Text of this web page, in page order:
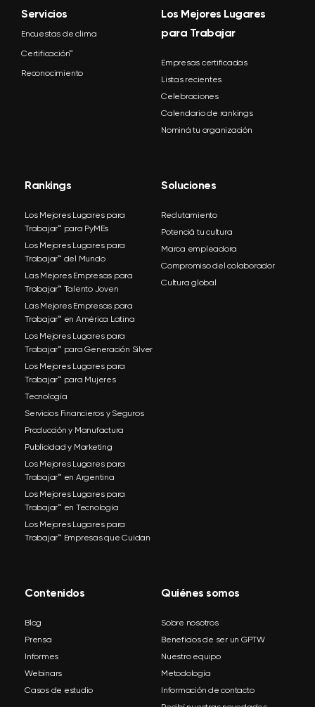
Servicios
Encuestas de clima
Certificación™
Reconocimiento
Los Mejores Lugares
para Trabajar
Empresas certificadas
Listas recientes
Celebraciones
Calendario de rankings
Nominá tu organización
Rankings
Los Mejores Lugares para
Trabajar™ para PyMEs
Los Mejores Lugares para
Trabajar™ del Mundo
Las Mejores Empresas para
Trabajar™ Talento Joven
Las Mejores Empresas para
Trabajar™ en América Latina
Los Mejores Lugares para
Trabajar™ para Generación Silver
Los Mejores Lugares para
Trabajar™ para Mujeres
Tecnología
Servicios Financieros y Seguros
Producción y Manufactura
Publicidad y Marketing
Los Mejores Lugares para
Trabajar™ en Argentina
Los Mejores Lugares para
Trabajar™ en Tecnología
Los Mejores Lugares para
Trabajar™ Empresas que Cuidan
Soluciones
Reclutamiento
Potenciá tu cultura
Marca empleadora
Compromiso del colaborador
Cultura global
Contenidos
Blog
Prensa
Informes
Webinars
Casos de estudio
Quiénes somos
Sobre nosotros
Beneficios de ser un GPTW
Nuestro equipo
Metodología
Información de contacto